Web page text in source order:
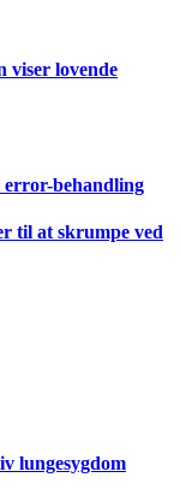
viser lovende
behandling
til at skrumpe ved
lungesygdom